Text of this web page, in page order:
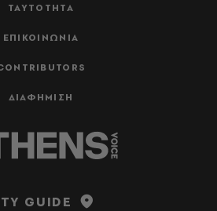
ΤΑΥΤΟΤΗΤΑ
ΕΠΙΚΟΙΝΩΝΙΑ
ΔΙΑΦΗΜΙΣΗ
GUIDE